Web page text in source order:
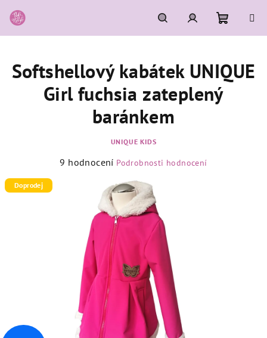
na
obsah
HledatPřihlášeníNákupní
košík
Softshellový kabátek UNIQUE
Girl fuchsia zateplený
baránkem
UNIQUE KIDS
Průměrné
hvězdiček.
9 hodnocení Podrobnosti hodnocení
Doprodej